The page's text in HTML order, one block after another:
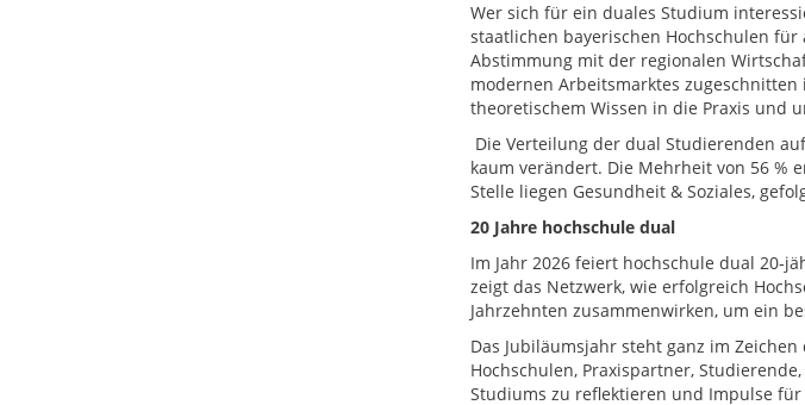
Wer sich für ein duales Studium
staatlichen bayerischen Hochschulen
Abstimmung mit der regionalen
modernen Arbeitsmarktes
theoretischem Wissen in die Praxis und
Die Verteilung der dual Studierenden
kaum verändert. Die Mehrheit von 56 %
Stelle liegen Gesundheit & Soziales,
20 Jahre hochschule dual
Im Jahr 2026 feiert hochschule dual
zeigt das Netzwerk, wie erfolgreich
Jahrzehnten zusammenwirken, um ein
Das Jubiläumsjahr steht ganz im
Hochschulen, Praxispartner,
Studiums zu reflektieren und Impulse